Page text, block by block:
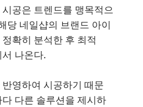
공은 트렌드를 맹목적으
당 네일샵의 브랜드 아이
확히 분석한 후 최적
나온다.
영하여 시공하기 때문
다른 솔루션을 제시하